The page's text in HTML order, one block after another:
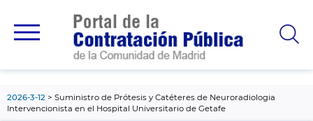
principal
2026-3-12
Suministro de Prótesis y Catéteres de Neuroradiologia
Intervencionista en el Hospital Universitario de Getafe